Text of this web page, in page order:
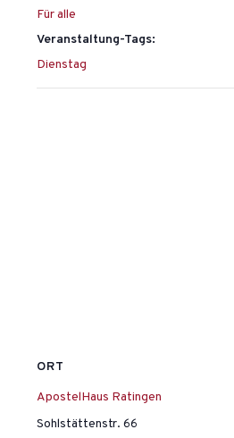
Für alle
Veranstaltung-Tags:
Dienstag
ORT
ApostelHaus Ratingen
Sohlstättenstr. 66